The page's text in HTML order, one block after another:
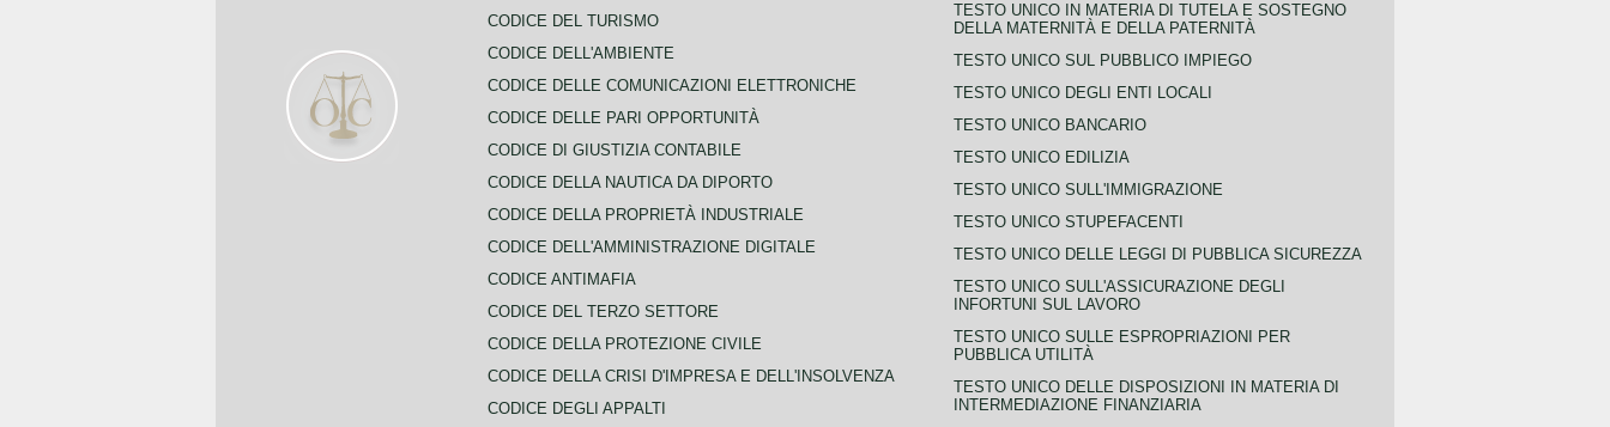
CODICE DEL TURISMO
CODICE DELL'AMBIENTE
CODICE DELLE COMUNICAZIONI ELETTRONICHE
CODICE DELLE PARI OPPORTUNITÀ
CODICE DI GIUSTIZIA CONTABILE
CODICE DELLA NAUTICA DA DIPORTO
CODICE DELLA PROPRIETÀ INDUSTRIALE
CODICE DELL'AMMINISTRAZIONE DIGITALE
CODICE ANTIMAFIA
CODICE DEL TERZO SETTORE
CODICE DELLA PROTEZIONE CIVILE
CODICE DELLA CRISI D'IMPRESA E DELL'INSOLVENZA
CODICE DEGLI APPALTI
TESTO UNICO IN MATERIA DI TUTELA E SOSTEGNO
DELLA MATERNITÀ E DELLA PATERNITÀ
TESTO UNICO SUL PUBBLICO IMPIEGO
TESTO UNICO DEGLI ENTI LOCALI
TESTO UNICO BANCARIO
TESTO UNICO EDILIZIA
TESTO UNICO SULL'IMMIGRAZIONE
TESTO UNICO STUPEFACENTI
TESTO UNICO DELLE LEGGI DI PUBBLICA SICUREZZA
TESTO UNICO SULL'ASSICURAZIONE DEGLI
INFORTUNI SUL LAVORO
TESTO UNICO SULLE ESPROPRIAZIONI PER
PUBBLICA UTILITÀ
TESTO UNICO DELLE DISPOSIZIONI IN MATERIA DI
INTERMEDIAZIONE FINANZIARIA